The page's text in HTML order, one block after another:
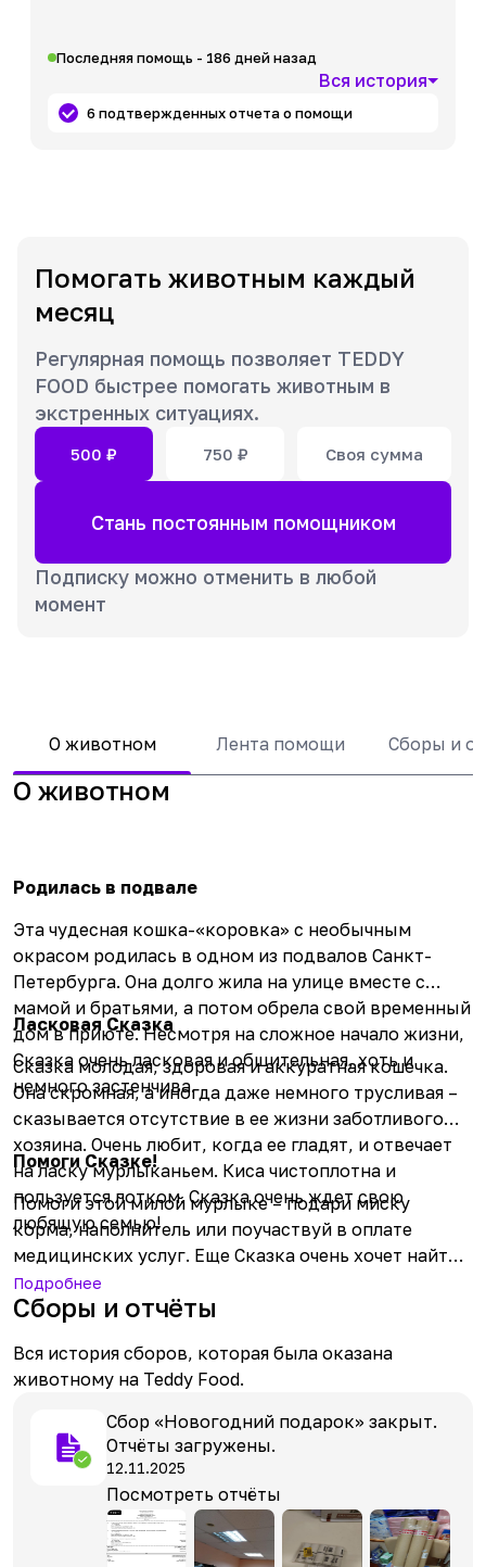
Последняя помощь - 186 дней назад
Вся история
6 подтвержденных отчета о помощи
Помогать животным каждый
месяц
Регулярная помощь позволяет TEDDY
FOOD быстрее помогать животным в
экстренных ситуациях.
500 ₽ 750 ₽ Своя сумма
Стань постоянным помощником
Подписку можно отменить в любой
момент
О животном Лента помощи Сборы и
О животном
Родилась в подвале
Эта чудесная кошка-«коровка» с необычным
окрасом родилась в одном из подвалов Санкт-
Петербурга. Она долго жила на улице вместе с
мамой и братьями, а потом обрела свой временный
дом в приюте. Несмотря на сложное начало жизни,
Сказка очень ласковая и общительная, хоть и
немного застенчива.
Ласковая Сказка
Сказка молодая, здоровая и аккуратная кошечка.
Она скромная, а иногда даже немного трусливая –
сказывается отсутствие в ее жизни заботливого
хозяина. Очень любит, когда ее гладят, и отвечает
на ласку мурлыканьем. Киса чистоплотна и
пользуется лотком. Сказка очень ждет свою
любящую семью!
Помоги Сказке!
Помоги этой милой мурлыке – подари миску
корма, наполнитель или поучаствуй в оплате
медицинских услуг. Еще Сказка очень хочет найти
своего будущего хозяина, который будет
заботиться и любить ее – твои репосты в соцсетях
Подробнее
Сборы и отчёты
Вся история сборов, которая была оказана
животному на Teddy Food.
Сбор «Новогодний подарок» закрыт.
Отчёты загружены.
12.11.2025
Посмотреть отчёты